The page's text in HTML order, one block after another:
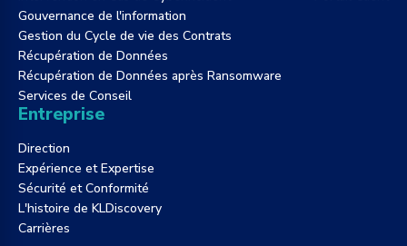
Gouvernance de l'information
Gestion du Cycle de vie des Contrats
Récupération de Données
Récupération de Données après Ransomware
Services de Conseil
Entreprise
Direction
Expérience et Expertise
Sécurité et Conformité
L'histoire de KLDiscovery
Carrières